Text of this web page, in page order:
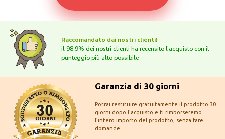
Raccomandato dai nostri clienti!
il 98,9% dei nostri clienti ha recensito l’acquisto con il
punteggio più alto possibile
Garanzia di 30 giorni
Potrai restituire gratuitamente il prodotto 30
giorni dopo l’acquisto e ti rimborseremo
l’intero importo del prodotto, senza fare
domande.